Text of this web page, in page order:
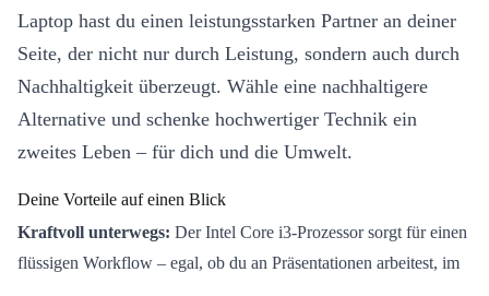
Laptop hast du einen leistungsstarken Partner an deiner
Seite, der nicht nur durch Leistung, sondern auch durch
Nachhaltigkeit überzeugt. Wähle eine nachhaltigere
Alternative und schenke hochwertiger Technik ein
zweites Leben – für dich und die Umwelt.
Deine Vorteile auf einen Blick
Kraftvoll unterwegs: Der Intel Core i3-Prozessor sorgt für einen
flüssigen Workflow – egal, ob du an Präsentationen arbeitest, im